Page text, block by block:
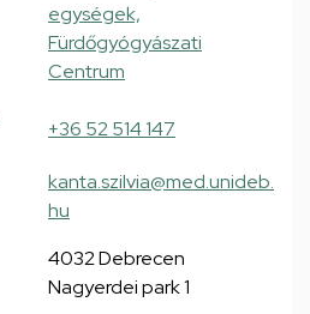
egységek,
Fürdőgyógyászati
Centrum
+36 52 514 147
kanta.szilvia@med.unideb.
hu
4032 Debrecen
Nagyerdei park 1